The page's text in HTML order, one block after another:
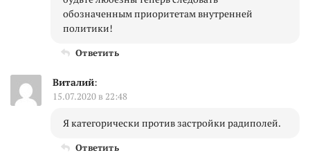
обозначенным приоритетам внутренней
политики!
Ответить
Виталий:
15.07.2020 в 22:48
Я категорически против застройки радиполей.
Ответить